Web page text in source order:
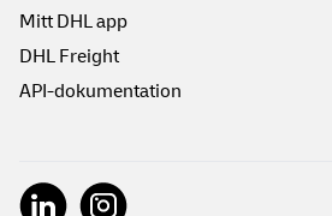
Mitt DHL app
DHL Freight
API-dokumentation